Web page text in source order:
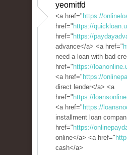
yeomitfd
<a href=" https://
href=" https://
href=" https://
advance</a> <a href="
need a loan with bad
href=" https://
<a href=" https://
direct lender</a> <a
href=" https://
<a href=" https://
installment loan
href=" https://
online</a> <a href="
cash</a>